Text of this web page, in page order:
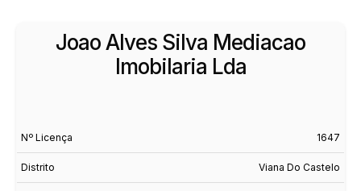
Joao Alves Silva Mediacao
Imobilaria Lda
Nº Licença 1647
Distrito Viana Do Castelo